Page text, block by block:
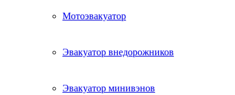
Мотоэвакуатор
Эвакуатор внедорожников
Эвакуатор минивэнов